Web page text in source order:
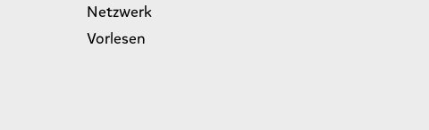
Netzwerk
Vorlesen